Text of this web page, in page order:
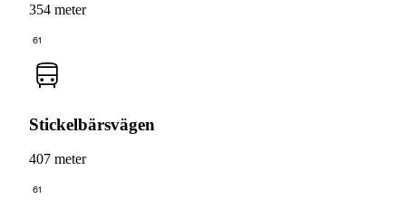
354 meter
61
Stickelbärsvägen
407 meter
61